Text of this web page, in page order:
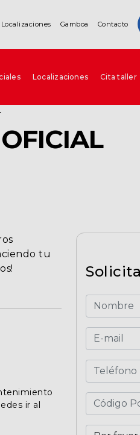
Localizaciones Gamboa Contacto
Localizaciones Cita taller
tu
ir al